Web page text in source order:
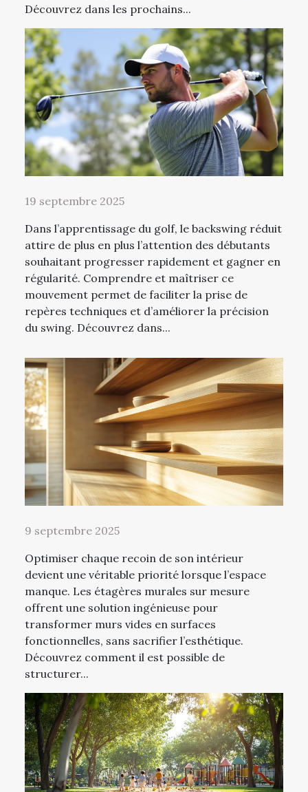
Découvrez dans les prochains...
19 septembre 2025
Dans l’apprentissage du golf, le backswing réduit
attire de plus en plus l’attention des débutants
souhaitant progresser rapidement et gagner en
régularité. Comprendre et maîtriser ce
mouvement permet de faciliter la prise de
repères techniques et d’améliorer la précision
du swing. Découvrez dans...
9 septembre 2025
Optimiser chaque recoin de son intérieur
devient une véritable priorité lorsque l’espace
manque. Les étagères murales sur mesure
offrent une solution ingénieuse pour
transformer murs vides en surfaces
fonctionnelles, sans sacrifier l’esthétique.
Découvrez comment il est possible de
structurer...